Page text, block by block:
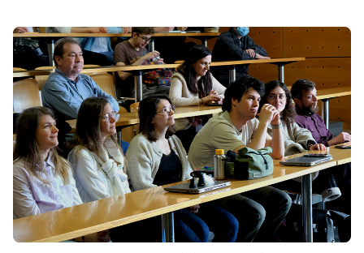
Retour
sur
la
journée
des
métiers
matériaux
2026